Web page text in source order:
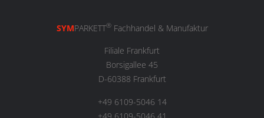
SYMPARKETT®Fachhandel & Manufaktur
Filiale Frankfurt
Borsigallee 45
D-60388 Frankfurt
+49 6109-5046 14